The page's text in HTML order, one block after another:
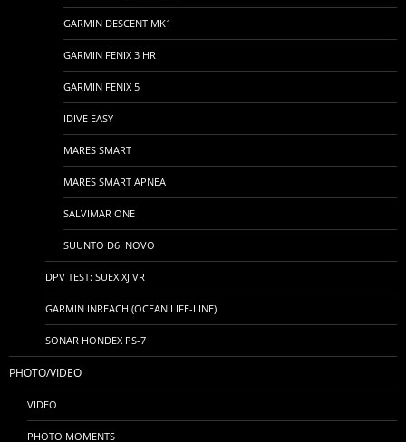
GARMIN DESCENT MK1
GARMIN FENIX 3 HR
GARMIN FENIX 5
IDIVE EASY
MARES SMART
MARES SMART APNEA
SALVIMAR ONE
SUUNTO D6I NOVO
DPV TEST: SUEX XJ VR
GARMIN INREACH (OCEAN LIFE-LINE)
SONAR HONDEX PS-7
PHOTO/VIDEO
VIDEO
PHOTO MOMENTS